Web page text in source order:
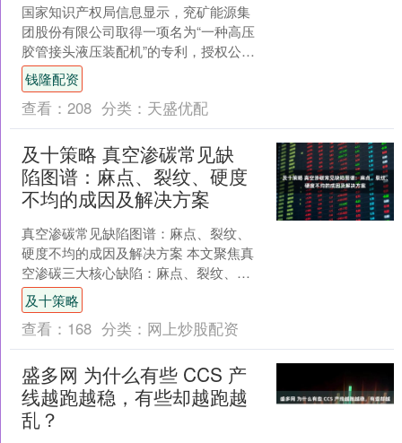
国家知识产权局信息显示，兖矿能源集
团股份有限公司取得一项名为“一种高压
胶管接头液压装配机”的专利，授权公告
号CN223877560U，申请日期为2025年2
月。....
钱隆配资
查看： 208 分类： 天盛优配
及十策略 真空渗碳常见缺
陷图谱：麻点、裂纹、硬度
不均的成因及解决方案
真空渗碳常见缺陷图谱：麻点、裂纹、
硬度不均的成因及解决方案 本文聚焦真
空渗碳三大核心缺陷：麻点、裂纹、硬
度不均。麻点多由渗剂不纯、前处理不
彻底等导致，需通过高纯....
及十策略
查看： 168 分类： 网上炒股配资
盛多网 为什么有些 CCS 产
线越跑越稳，有些却越跑越
乱？